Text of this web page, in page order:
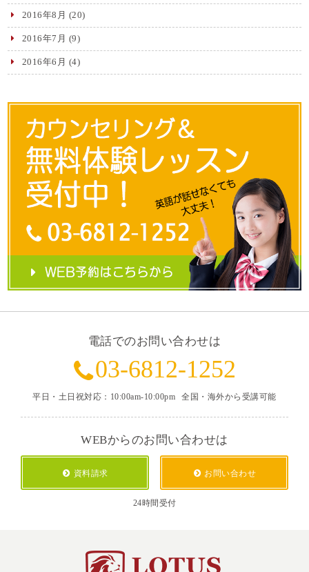
2016年8月 (20)
2016年7月 (9)
2016年6月 (4)
電話でのお問い合わせは
03-6812-1252
平日・土日祝対応：10:00am-10:00pm全国・海外から受講可能
WEBからのお問い合わせは
資料請求 お問い合わせ
24時間受付